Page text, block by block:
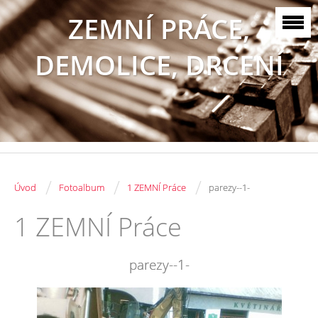
ZEMNÍ PRÁCE,
DEMOLICE, DRCENÍ
Úvod / Fotoalbum / 1 ZEMNÍ Práce / parezy--1-
1 ZEMNÍ Práce
parezy--1-